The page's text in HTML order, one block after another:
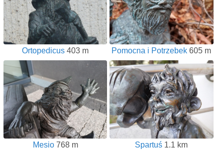
Ortopedicus 403 m Pomocna i Potrzebek 605 m
Mesio768 m Spartuś 1.1 km